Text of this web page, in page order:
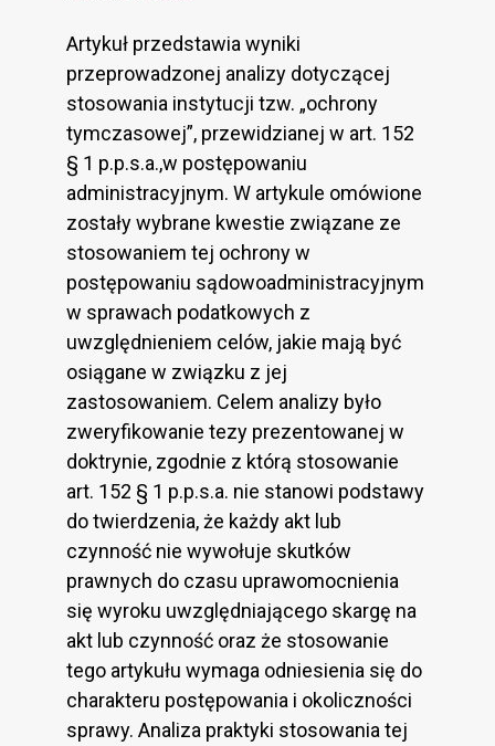
Artykuł przedstawia wyniki
przeprowadzonej analizy dotyczącej
stosowania instytucji tzw. „ochrony
tymczasowej”, przewidzianej w art. 152
§ 1 p.p.s.a.,w postępowaniu
administracyjnym. W artykule omówione
zostały wybrane kwestie związane ze
stosowaniem tej ochrony w
postępowaniu sądowoadministracyjnym
w sprawach podatkowych z
uwzględnieniem celów, jakie mają być
osiągane w związku z jej
zastosowaniem. Celem analizy było
zweryfikowanie tezy prezentowanej w
doktrynie, zgodnie z którą stosowanie
art. 152 § 1 p.p.s.a. nie stanowi podstawy
do twierdzenia, że każdy akt lub
czynność nie wywołuje skutków
prawnych do czasu uprawomocnienia
się wyroku uwzględniającego skargę na
akt lub czynność oraz że stosowanie
tego artykułu wymaga odniesienia się do
charakteru postępowania i okoliczności
sprawy. Analiza praktyki stosowania tej